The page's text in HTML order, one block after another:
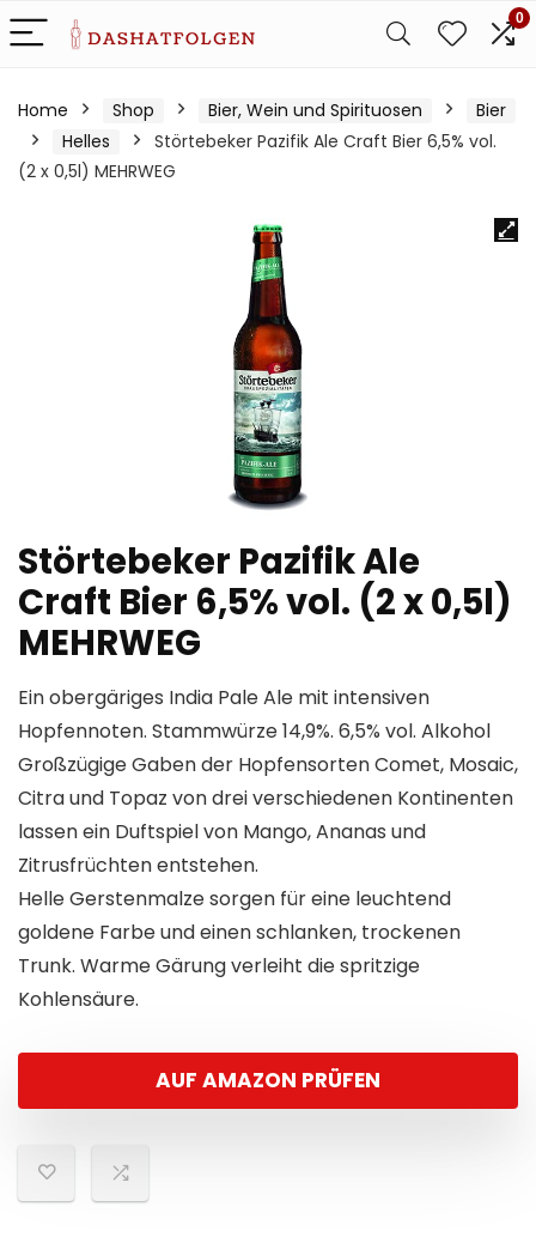
0
Home Shop Bier, Wein und Spirituosen
Bier
Helles
Störtebeker Pazifik Ale Craft Bier 6,5% vol.
(2 x 0,5l) MEHRWEG
Störtebeker Pazifik Ale
Craft Bier 6,5% vol. (2 x 0,5l)
MEHRWEG
Ein obergäriges India Pale Ale mit intensiven
Hopfennoten. Stammwürze 14,9%. 6,5% vol. Alkohol
Großzügige Gaben der Hopfensorten Comet, Mosaic,
Citra und Topaz von drei verschiedenen Kontinenten
lassen ein Duftspiel von Mango, Ananas und
Zitrusfrüchten entstehen.
Helle Gerstenmalze sorgen für eine leuchtend
goldene Farbe und einen schlanken, trockenen
Trunk. Warme Gärung verleiht die spritzige
Kohlensäure.
AUF AMAZON PRÜFEN